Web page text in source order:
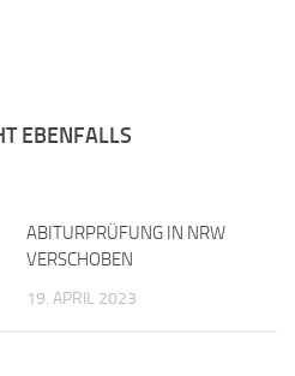
EBENFALLS
ABITURPRÜFUNG IN NRW
VERSCHOBEN
19. APRIL 2023